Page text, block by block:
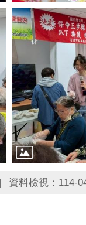
資料檢視：114-